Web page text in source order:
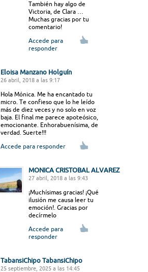
También hay algo de
Victoria, de Clara …
Muchas gracias por tu
comentario!
Accede para
responder
Eloisa Manzano Holguín
26 abril, 2018 a las 9:17
Hola Mónica. Me ha encantado tu
micro. Te confieso que lo he leído
más de diez veces y no solo en voz
baja. El final me parece apoteósico,
emocionante. Enhorabuenísima, de
verdad. Suerte!!!
Accede para responder
MONICA CRISTOBAL ALVAREZ
27 abril, 2018 a las 9:43
¡Muchísimas gracias! ¡Qué
ilusión me causa leer tu
emoción!. Gracias por
decírmelo
Accede para
responder
TabansiChipo TabansiChipo
25 septiembre, 2025 a las 14:45